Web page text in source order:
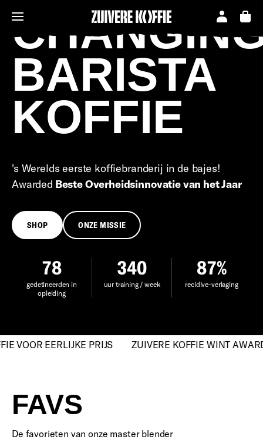
BARISTA
KOFFIE
's Werelds eerste koffiebranderij in de bajes!
Awarded Beste Overheidsinnovatie van het Jaar
SHOP ONZE MISSIE
78
gedetineerden in
opleiding
340
uur training / week
87%
recidive-verlaging
EERLIJKE PRIJS ZUIVERE KOFFIE WINT AWARD
FAVS
De favorieten van onze master blender